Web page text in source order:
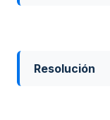
Resolución